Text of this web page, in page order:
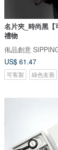
名片夾_時尚黑【
禮物
俬品創意
US$ 61.47
可客製 綠色友善